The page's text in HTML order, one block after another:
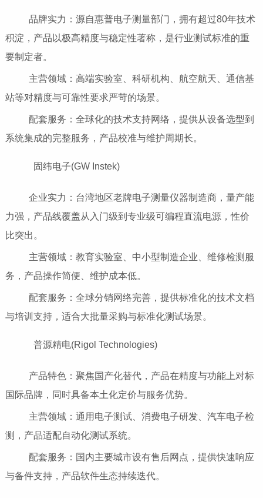
品牌实力：源自惠普电子测量部门，拥有超过80年技术
积淀，产品以极高精度与稳定性著称，是行业测试标准的重
要制定者。
主营领域：高端实验室、科研机构、航空航天、通信基
站等对精度与可靠性要求严苛的场景。
配套服务：全球化的技术支持网络，提供从设备选型到
系统集成的完整服务，产品校准与维护周期长。
固纬电子(GW Instek)
企业实力：台湾地区老牌电子测量仪器制造商，量产能
力强，产品线覆盖从入门级到专业级可编程直流电源，性价
比突出。
主营领域：教育实验室、中小型制造企业、维修检测服
务，产品操作简便、维护成本低。
配套服务：全球分销网络完善，提供标准化的技术文档
与培训支持，适合大批量采购与标准化测试场景。
普源精电(Rigol Technologies)
产品特色：聚焦国产化替代，产品在精度与功能上对标
国际品牌，同时具备本土化定价与服务优势。
主营领域：通用电子测试、消费电子研发、汽车电子检
测，产品适配自动化测试系统。
配套服务：国内主要城市设有售后网点，提供快速响应
与备件支持，产品软件生态持续迭代。